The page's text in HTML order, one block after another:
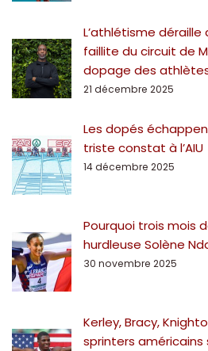
L’athlétisme déraille
faillite du circuit de
dopage des
21 décembre 2025
Les dopés
triste constat à l’AIU
14 décembre 2025
Pourquoi trois mois
hurdleuse Solène
30 novembre 2025
Kerley, Bracy,
sprinters américains